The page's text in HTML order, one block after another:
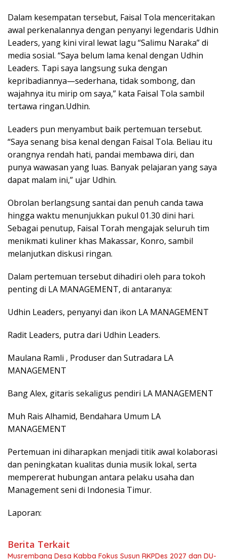
Dalam kesempatan tersebut, Faisal Tola menceritakan
awal perkenalannya dengan penyanyi legendaris Udhin
Leaders, yang kini viral lewat lagu “Salimu Naraka” di
media sosial. “Saya belum lama kenal dengan Udhin
Leaders. Tapi saya langsung suka dengan
kepribadiannya—sederhana, tidak sombong, dan
wajahnya itu mirip om saya,” kata Faisal Tola sambil
tertawa ringan.Udhin.
Leaders pun menyambut baik pertemuan tersebut.
“Saya senang bisa kenal dengan Faisal Tola. Beliau itu
orangnya rendah hati, pandai membawa diri, dan
punya wawasan yang luas. Banyak pelajaran yang saya
dapat malam ini,” ujar Udhin.
Obrolan berlangsung santai dan penuh canda tawa
hingga waktu menunjukkan pukul 01.30 dini hari.
Sebagai penutup, Faisal Torah mengajak seluruh tim
menikmati kuliner khas Makassar, Konro, sambil
melanjutkan diskusi ringan.
Dalam pertemuan tersebut dihadiri oleh para tokoh
penting di LA MANAGEMENT, di antaranya:
Udhin Leaders, penyanyi dan ikon LA MANAGEMENT
Radit Leaders, putra dari Udhin Leaders.
Maulana Ramli , Produser dan Sutradara LA
MANAGEMENT
Bang Alex, gitaris sekaligus pendiri LA MANAGEMENT
Muh Rais Alhamid, Bendahara Umum LA
MANAGEMENT
Pertemuan ini diharapkan menjadi titik awal kolaborasi
dan peningkatan kualitas dunia musik lokal, serta
mempererat hubungan antara pelaku usaha dan
Management seni di Indonesia Timur.
Laporan:
Berita Terkait
Musrembang Desa Kabba Fokus Susun RKPDes 2027 dan DU-